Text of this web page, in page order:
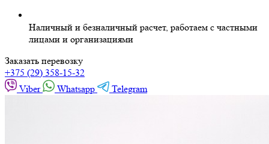
Наличный и безналичный расчет, работаем с частными
лицами и организациями
Заказать перевозку
+375 (29) 358-15-32
Viber
Whatsapp Telegram